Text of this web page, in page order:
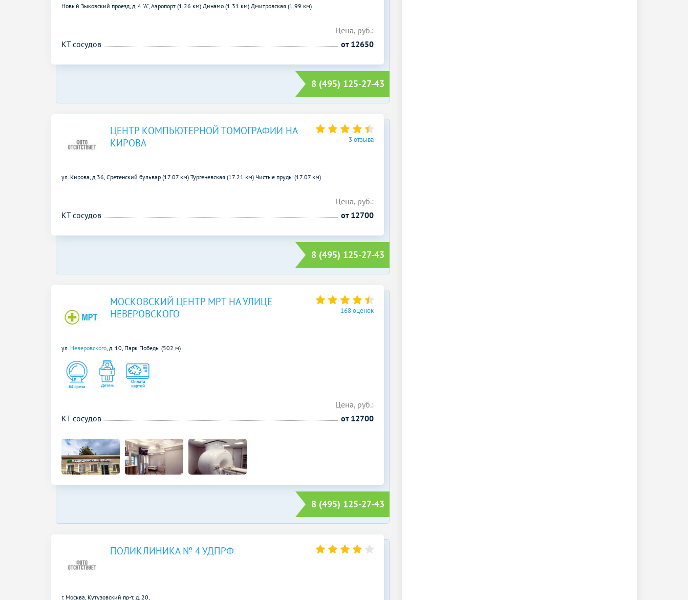
Новый Зыковский проезд, д. 4 "А", Аэропорт (1.26 км) Динамо (1.31 км) Дмитровская (1.99 км)
Цена, руб.:
КТ сосудов
от 12650
8 (495) 125-27-43
ЦЕНТР КОМПЬЮТЕРНОЙ ТОМОГРАФИИ НА
КИРОВА
3 отзыва
ул. Кирова, д.36, Сретенский бульвар (17.07 км) Тургеневская (17.21 км) Чистые пруды (17.07 км)
Цена, руб.:
КТ сосудов
от 12700
8 (495) 125-27-43
МОСКОВСКИЙ ЦЕНТР МРТ НА УЛИЦЕ
НЕВЕРОВСКОГО
168 оценок
ул. Неверовского , д. 10, Парк Победы (502 м)
Цена, руб.:
КТ сосудов
от 12700
8 (495) 125-27-43
ПОЛИКЛИНИКА № 4 УДПРФ
г. Москва, Кутузовский пр-т, д. 20,